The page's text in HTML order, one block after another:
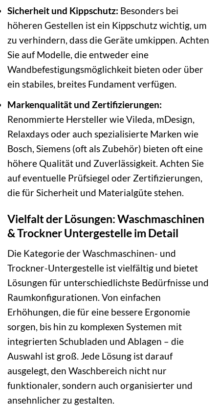
Sicherheit und Kippschutz: Besonders bei
höheren Gestellen ist ein Kippschutz wichtig, um
zu verhindern, dass die Geräte umkippen. Achten
Sie auf Modelle, die entweder eine
Wandbefestigungsmöglichkeit bieten oder über
ein stabiles, breites Fundament verfügen.
Markenqualität und Zertifizierungen:
Renommierte Hersteller wie Vileda, mDesign,
Relaxdays oder auch spezialisierte Marken wie
Bosch, Siemens (oft als Zubehör) bieten oft eine
höhere Qualität und Zuverlässigkeit. Achten Sie
auf eventuelle Prüfsiegel oder Zertifizierungen,
die für Sicherheit und Materialgüte stehen.
Vielfalt der Lösungen: Waschmaschinen
& Trockner Untergestelle im Detail
Die Kategorie der Waschmaschinen- und
Trockner-Untergestelle ist vielfältig und bietet
Lösungen für unterschiedlichste Bedürfnisse und
Raumkonfigurationen. Von einfachen
Erhöhungen, die für eine bessere Ergonomie
sorgen, bis hin zu komplexen Systemen mit
integrierten Schubladen und Ablagen – die
Auswahl ist groß. Jede Lösung ist darauf
ausgelegt, den Waschbereich nicht nur
funktionaler, sondern auch organisierter und
ansehnlicher zu gestalten.